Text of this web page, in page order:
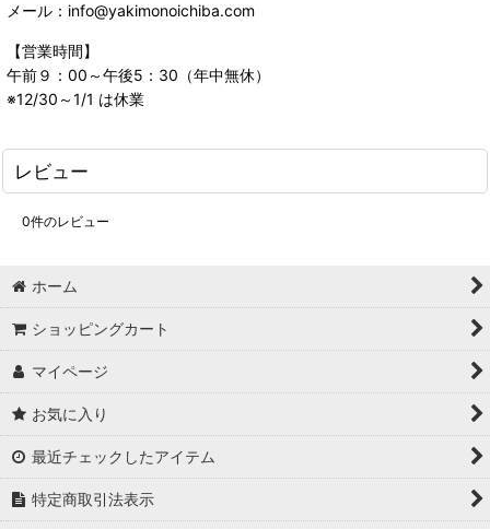
メール：info@yakimonoichiba.com
【営業時間】
午前９：00～午後5：30（年中無休）
※12/30～1/1 は休業
レビュー
0件のレビュー
ホーム
ショッピングカート
マイページ
お気に入り
最近チェックしたアイテム
特定商取引法表示